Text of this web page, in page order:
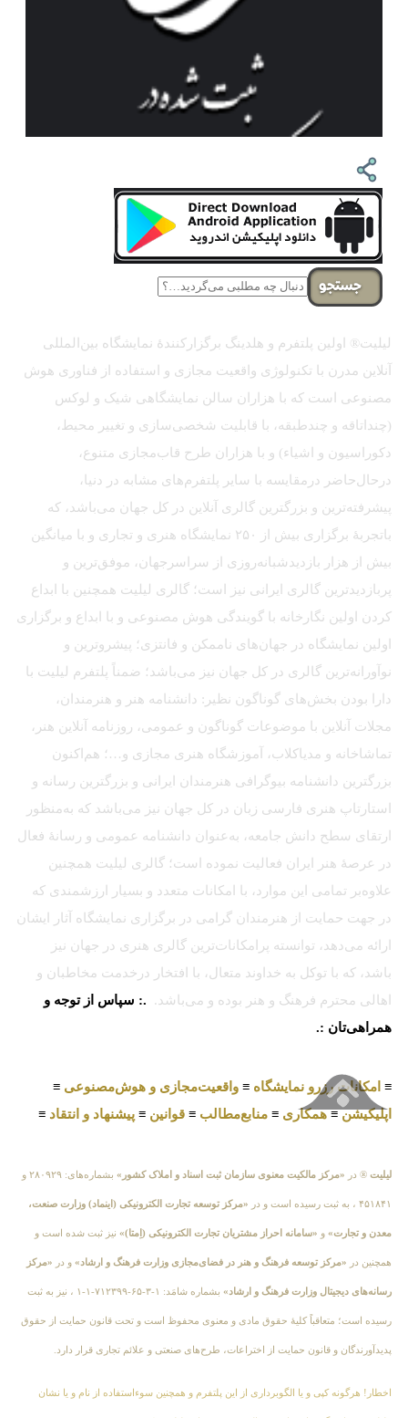
جستجو
لیلیت® اولین پلتفرم و هلدینگ برگزارکنندهٔ نمایشگاه بین‌المللی
آنلاین مدرن با تکنولوژی واقعیت مجازی و استفاده از فناوری هوش
مصنوعی است که با هزاران سالن نمایشگاهی شیک و لوکس
(چنداتاقه و چندطبقه، با قابلیت شخصی‌سازی و تغییر محیط،
دکوراسیون و اشیاء) و با هزاران طرح قاب‌مجازی متنوع،
درحال‌حاضر درمقایسه با سایر پلتفرم‌های مشابه در دنیا،
پیشرفته‌ترین و بزرگترین گالری آنلاین در کل جهان می‌باشد، که
باتجربهٔ برگزاری بیش از ۲۵۰ نمایشگاه هنری و تجاری و با میانگین
بیش از هزار بازدیدشبانه‌روزی از سراسرجهان، موفق‌ترین و
پربازدیدترین گالری ایرانی نیز است؛ گالری لیلیت همچنین با ابداع
کردن اولین نگارخانه با گویندگی هوش مصنوعی و با ابداع و برگزاری
اولین نمایشگاه در جهان‌های ناممکن و فانتزی؛ پیشروترین و
نوآورانه‌ترین گالری در کل جهان نیز می‌باشد؛ ضمناً پلتفرم لیلیت با
دارا بودن بخش‌های گوناگون نظیر: دانشنامه هنر و هنرمندان،
مجلات آنلاین با موضوعات گوناگون و عمومی، روزنامه آنلاین هنر،
تماشاخانه و مدیاکلاب، آموزشگاه هنری مجازی و…؛ هم‌اکنون
بزرگترین دانشنامه بیوگرافی هنرمندان ایرانی و بزرگترین رسانه و
استارتاپ هنری فارسی زبان در کل جهان نیز می‌باشد که به‌منظور
ارتقای سطح دانش جامعه، به‌عنوان دانشنامه عمومی و رسانهٔ فعال
در عرصهٔ هنر ایران فعالیت نموده است؛ گالری لیلیت همچنین
علاوه‌بر تمامی این موارد، با امکانات متعدد و بسیار ارزشمندی که
در جهت حمایت از هنرمندان گرامی در برگزاری نمایشگاه آثار ایشان
ارائه می‌دهد، توانسته پرامکانات‌ترین گالری هنری در جهان نیز
باشد، که با توکل به خداوند متعال، با افتخار درخدمت مخاطبان و
اهالی محترم فرهنگ و هنر بوده و می‌باشد. .: سپاس از توجه و
همراهی‌تان :.
≡ امکانات رزرو نمایشگاه ≡ واقعیت‌مجازی و هوش‌مصنوعی ≡
اپلیکیشن≡همکاری ≡ منابع‌مطالب ≡ قوانین ≡ پیشنهاد و انتقاد ≡
لیلیت ® در «مرکز مالکیت معنوی سازمان ثبت اسناد و املاک کشور» بشماره‌های: ۲۸۰۹۲۹ و
۴۵۱۸۴۱ ، به ثبت رسیده است و در «مرکز توسعه تجارت الکترونیکی (اینماد) وزارت صنعت،
معدن و تجارت» و «سامانه احراز مشتریان تجارت الکترونیکی (اِمتا)» نیز ثبت شده است و
همچنین در «مرکز توسعه فرهنگ و هنر در فضای‌مجازی وزارت فرهنگ و ارشاد» و در «مرکز
رسانه‌های دیجیتال وزارت فرهنگ و ارشاد» بشماره شامَد: ۱-۳-۶۵-۷۱۲۳۹۹-۱-۱ ، نیز به ثبت
رسیده است؛ متعاقباً کلیهٔ حقوق مادی و معنوی محفوظ است و تحت قانون حمایت از حقوق
پدیدآورندگان و قانون حمایت از اختراعات، طرح‌های صنعتی و علائم تجاری قرار دارد.
اخطار! هرگونه کپی و یا الگوبرداری از این پلتفرم و همچنین سوءاستفاده از نام و یا نشان